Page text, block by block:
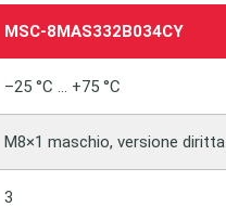
MSC‑8MAS332B034CY
–25 °C … +75 °C
M8×1 maschio, versione diritta
3